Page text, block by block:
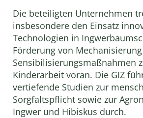
Die beteiligten Unternehmen
insbesondere den Einsatz
Technologien in
Förderung von
Sensibilisierungsmaßnahmen
Kinderarbeit voran. Die GIZ
vertiefende Studien zur
Sorgfaltspflicht sowie zur
Ingwer und Hibiskus durch.